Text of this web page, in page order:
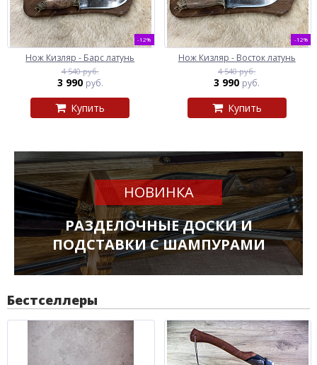
-12%
Нож Кизляр - Барс латунь
4 540 руб.
3 990 руб.
Купить
-12%
Нож Кизляр - Восток латунь
4 540 руб.
3 990 руб.
Купить
НОВИНКА
РАЗДЕЛОЧНЫЕ ДОСКИ И
ПОДСТАВКИ С ШАМПУРАМИ
Бестселлеры